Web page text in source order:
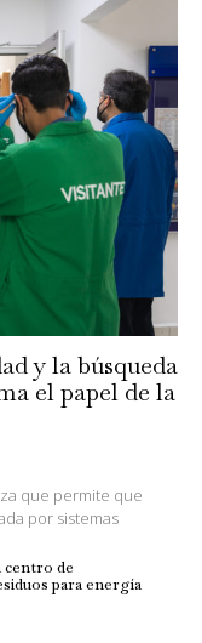
y la búsqueda
el papel de la
que permite que
por sistemas
centro de
para energía